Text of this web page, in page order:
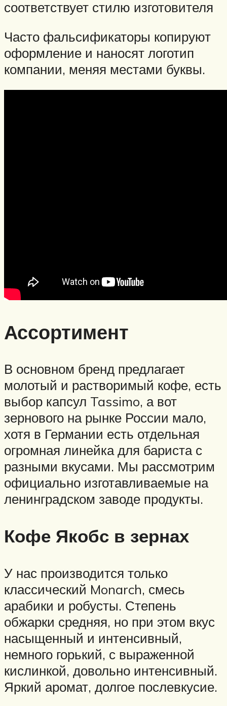
соответствует стилю изготовителя
Часто фальсификаторы копируют
оформление и наносят логотип
компании, меняя местами буквы.
Ассортимент
В основном бренд предлагает
молотый и растворимый кофе, есть
выбор капсул Tassimo, а вот
зернового на рынке России мало,
хотя в Германии есть отдельная
огромная линейка для бариста с
разными вкусами. Мы рассмотрим
официально изготавливаемые на
ленинградском заводе продукты.
Кофе Якобс в зернах
У нас производится только
классический Monarch, смесь
арабики и робусты. Степень
обжарки средняя, но при этом вкус
насыщенный и интенсивный,
немного горький, с выраженной
кислинкой, довольно интенсивный.
Яркий аромат, долгое послевкусие.